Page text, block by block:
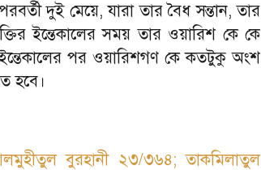
দুই মেয়ে,যারা তার বৈধ সন্তান,তার
ইন্তেকালের সময় তার ওয়ারিশ কে কে
পর ওয়ারিশগণ কে কতটুকু অংশ
হবে।
বুরহানী ২৩/৩৬৪;তাকমিলাতুল